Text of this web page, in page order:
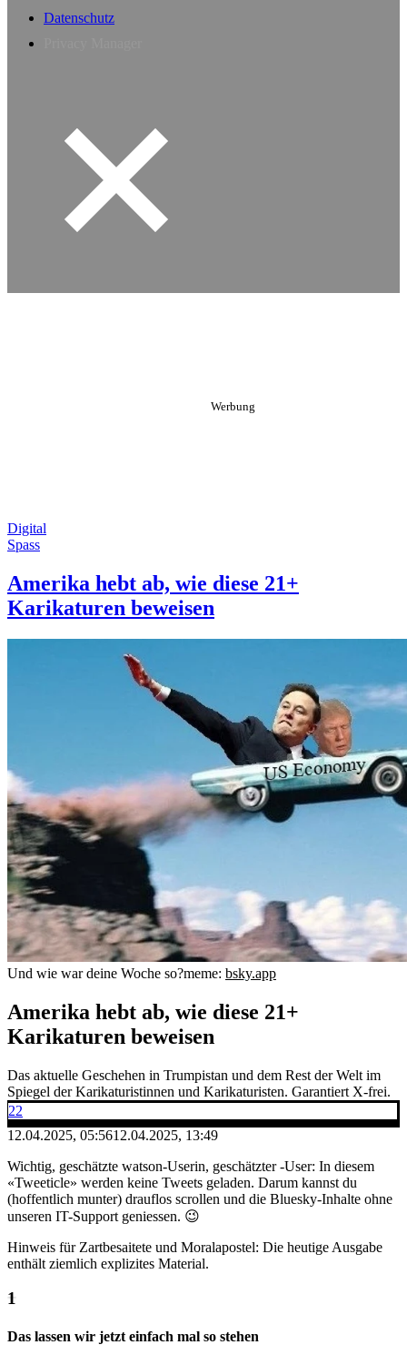
Datenschutz
Digital
Spass
Amerika hebt ab, wie diese 21+
Karikaturen beweisen
Und wie war deine Woche so?meme: bsky.app
Amerika hebt ab, wie diese 21+
Karikaturen beweisen
Das aktuelle Geschehen in Trumpistan und dem Rest der Welt im
Spiegel der Karikaturistinnen und Karikaturisten. Garantiert X-frei.
22
12.04.2025, 05:5612.04.2025, 13:49
Wichtig, geschätzte watson-Userin, geschätzter -User: In diesem
«Tweeticle» werden keine Tweets geladen. Darum kannst du
(hoffentlich munter) drauflos scrollen und die Bluesky-Inhalte ohne
unseren IT-Support geniessen. 😉
Hinweis für Zartbesaitete und Moralapostel: Die heutige Ausgabe
enthält ziemlich explizites Material.
Das lassen wir jetzt einfach mal so stehen